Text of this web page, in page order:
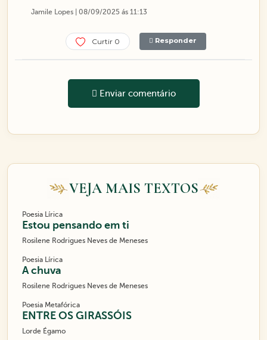
Jamile Lopes | 08/09/2025 ás 11:13
Curtir 0 Responder
Enviar comentário
VEJA MAIS TEXTOS
Poesia Lírica
Estou pensando em ti
Rosilene Rodrigues Neves de Meneses
Poesia Lírica
A chuva
Rosilene Rodrigues Neves de Meneses
Poesia Metafórica
ENTRE OS GIRASSÓIS
Lorde Égamo